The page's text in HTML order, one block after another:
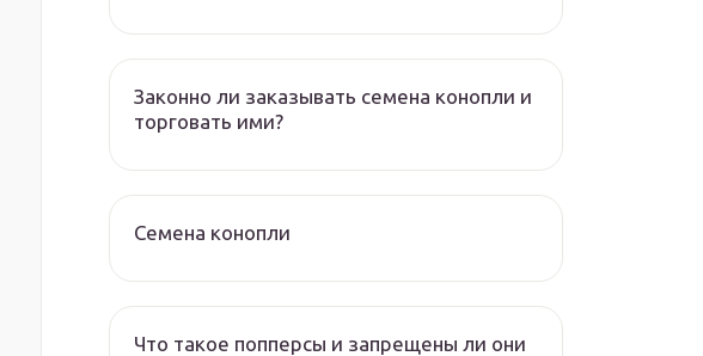
Законно ли заказывать семена конопли и
торговать ими?
Семена конопли
Что такое попперсы и запрещены ли они